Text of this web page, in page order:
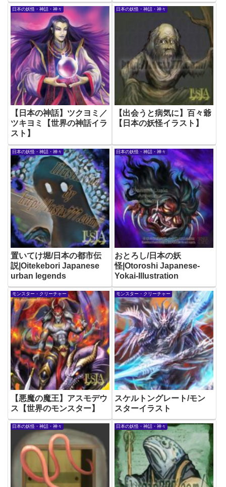
日本の妖怪・神話・神々
【日本の神話】ツクヨミ／
ツキヨミ【世界の神話イラ
スト】
日本の妖怪・神話・神々
【出会うと病気に】百々爺
【日本の妖怪イラスト】
日本の妖怪・神話・神々
置いてけ堀/日本の都市伝
説|Oitekebori Japanese
urban legends
日本の妖怪・神話・神々
おとろし/日本の妖
怪|Otoroshi Japanese-
Yokai-Illustration
モンスター・クリーチャー
【悪魔の魔王】アスモデウ
ス【世界のモンスター】
モンスター・クリーチャー
スケルトングレート/モン
スターイラスト
日本の妖怪・神話・神々 日本の妖怪・神話・神々